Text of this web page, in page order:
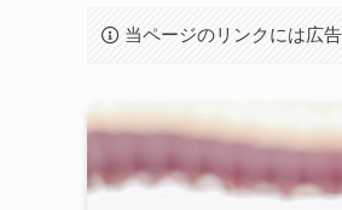
当ページのリンクには広